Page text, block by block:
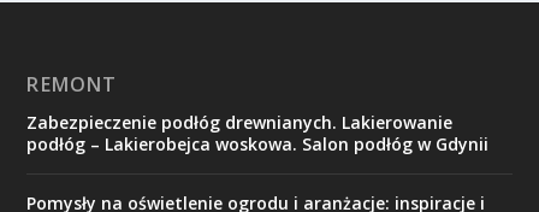
REMONT
Zabezpieczenie podłóg drewnianych. Lakierowanie
podłóg – Lakierobejca woskowa. Salon podłóg w Gdynii
Pomysły na oświetlenie ogrodu i aranżacje: inspiracje i